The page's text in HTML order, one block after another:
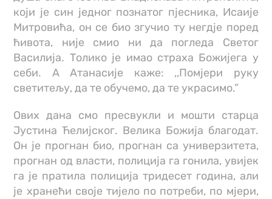
који је син једног познатог пјесника, Исаије
Митровића, он се био згучио ту негдје поред
ћивота, није смио ни да погледа Светог
Василија. Толико је имао страха Божијега у
себи. А Атанасије каже: ,,Помјери руку
светитељу, да те обучемо, да те украсимо.”
Ових дана смо пресвукли и мошти старца
Јустина Ћелијског. Велика Божија благодат.
Он је прогнан био, прогнан са универзитета,
прогнан од власти, полиција га гонила, увијек
га је пратила полиција тридесет година, али
је хранећи своје тијело по потреби, по мјери,